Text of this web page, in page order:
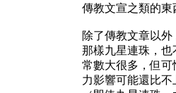
傳教文宣之類的
除了傳教文章以
那樣九星連珠，
常數大很多，但
力影響可能還比